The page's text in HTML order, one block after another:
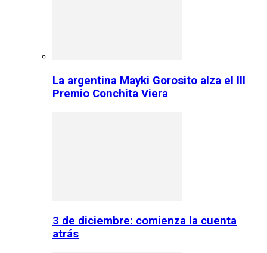
La argentina Mayki Gorosito alza el III
Premio Conchita Viera
3 de diciembre: comienza la cuenta
atrás